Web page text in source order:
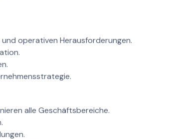
operativen Herausforderungen.
alle Geschäftsbereiche.